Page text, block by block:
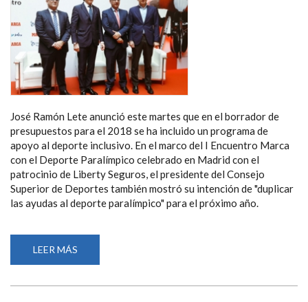
José Ramón Lete anunció este martes que en el borrador de
presupuestos para el 2018 se ha incluido un programa de
apoyo al deporte inclusivo. En el marco del I Encuentro Marca
con el Deporte Paralímpico celebrado en Madrid con el
patrocinio de Liberty Seguros, el presidente del Consejo
Superior de Deportes también mostró su intención de "duplicar
las ayudas al deporte paralímpico" para el próximo año.
LEER MÁS
NUEVO